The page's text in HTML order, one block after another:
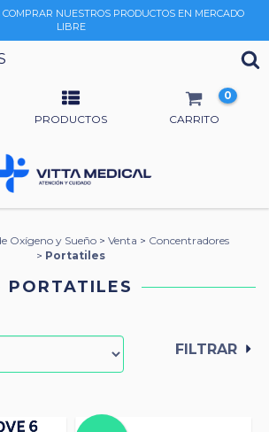
NUESTROS PRODUCTOS EN MERCADO
LIBRE
PRODUCTOS CARRITO
0
Oxígeno y Sueño > Venta > Concentradores
> Portatiles
PORTATILES
FILTRAR